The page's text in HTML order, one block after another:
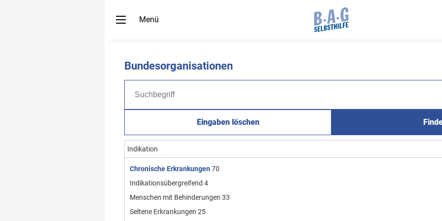
Menü
Bundesorganisationen
Eingaben löschen
Indikation
Chronische Erkrankungen 70
Indikationsübergreifend 4
Menschen mit Behinderungen 33
Seltene Erkrankungen 25